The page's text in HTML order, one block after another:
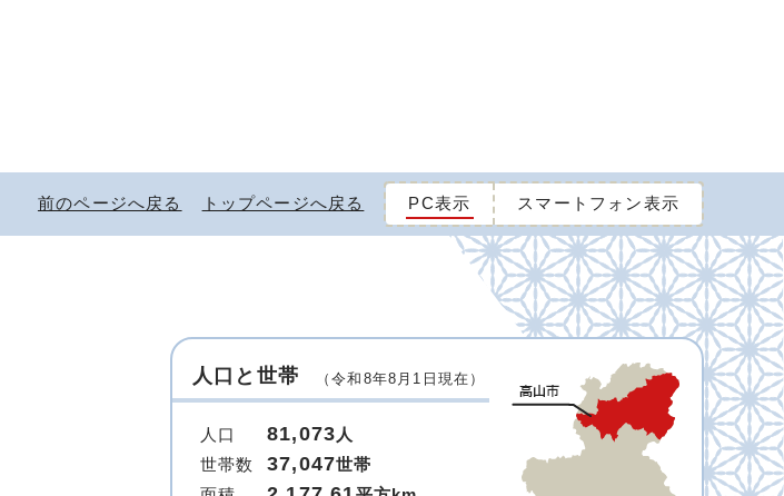
前のページへ戻る トップページへ戻る PC表示 スマートフォン表示
人口と世帯 （令和8年8月1日現在）
人口 81,073 人
世帯数
37,047世帯